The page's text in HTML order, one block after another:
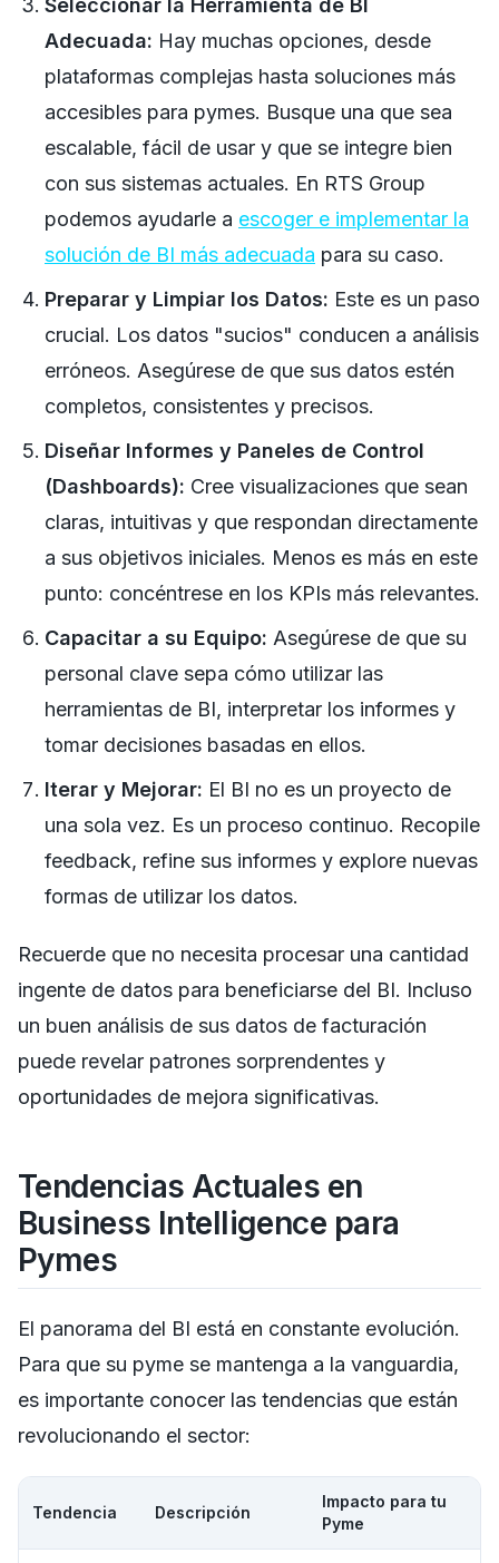
Seleccionar la Herramienta de BI
Adecuada: Hay muchas opciones, desde
plataformas complejas hasta soluciones más
accesibles para pymes. Busque una que sea
escalable, fácil de usar y que se integre bien
con sus sistemas actuales. En RTS Group
podemos ayudarle a escoger e implementar la
solución de BI más adecuada para su caso.
Preparar y Limpiar los Datos: Este es un paso
crucial. Los datos "sucios" conducen a análisis
erróneos. Asegúrese de que sus datos estén
completos, consistentes y precisos.
Diseñar Informes y Paneles de Control
(Dashboards): Cree visualizaciones que sean
claras, intuitivas y que respondan directamente
a sus objetivos iniciales. Menos es más en este
punto: concéntrese en los KPIs más relevantes.
Capacitar a su Equipo: Asegúrese de que su
personal clave sepa cómo utilizar las
herramientas de BI, interpretar los informes y
tomar decisiones basadas en ellos.
Iterar y Mejorar: El BI no es un proyecto de
una sola vez. Es un proceso continuo. Recopile
feedback, refine sus informes y explore nuevas
formas de utilizar los datos.
Recuerde que no necesita procesar una cantidad
ingente de datos para beneficiarse del BI. Incluso
un buen análisis de sus datos de facturación
puede revelar patrones sorprendentes y
oportunidades de mejora significativas.
Tendencias Actuales en
Business Intelligence para
Pymes
El panorama del BI está en constante evolución.
Para que su pyme se mantenga a la vanguardia,
es importante conocer las tendencias que están
revolucionando el sector:
Tendencia Descripción
Impacto para tu
Pyme